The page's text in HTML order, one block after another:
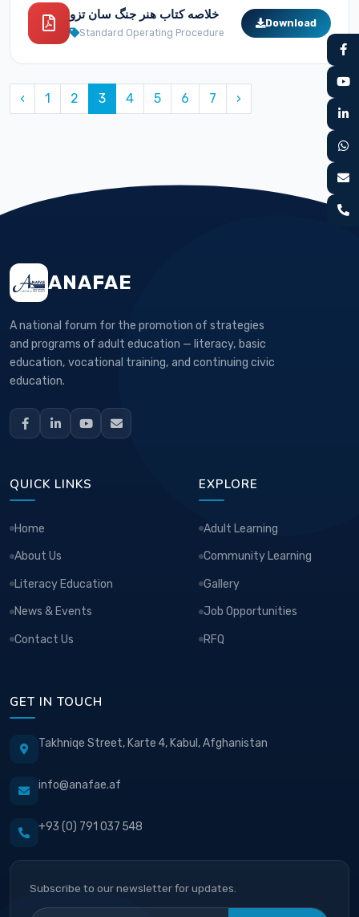
خلاصه کتاب هنر جنگ سان تزو
Standard Operating Procedure
Download
‹ 1 2 3 4 5 6 7 ›
ANAFAE
A national forum for the promotion of strategies
and programs of adult education — literacy, basic
education, vocational training, and continuing civic
education.
QUICK LINKS
Home
About Us
Literacy Education
News & Events
Contact Us
EXPLORE
Adult Learning
Community Learning
Gallery
Job Opportunities
RFQ
GET IN TOUCH
Takhniqe Street, Karte 4, Kabul, Afghanistan
info@anafae.af
+93 (0) 791 037 548
Subscribe to our newsletter for updates.